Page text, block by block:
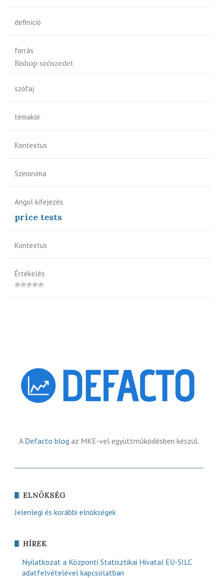
definíció
forrás
Bishop szószedet
szófaj
témakör
Kontextus
Szinoníma
Angol kifejezés
price tests
Kontextus
Értékelés
A Defacto blog az MKE-vel együttműködésben készül.
ELNÖKSÉG
Jelenlegi és korábbi elnökségek
HÍREK
Nyilatkozat a Központi Statisztikai Hivatal EU-SILC
adatfelvételével kapcsolatban